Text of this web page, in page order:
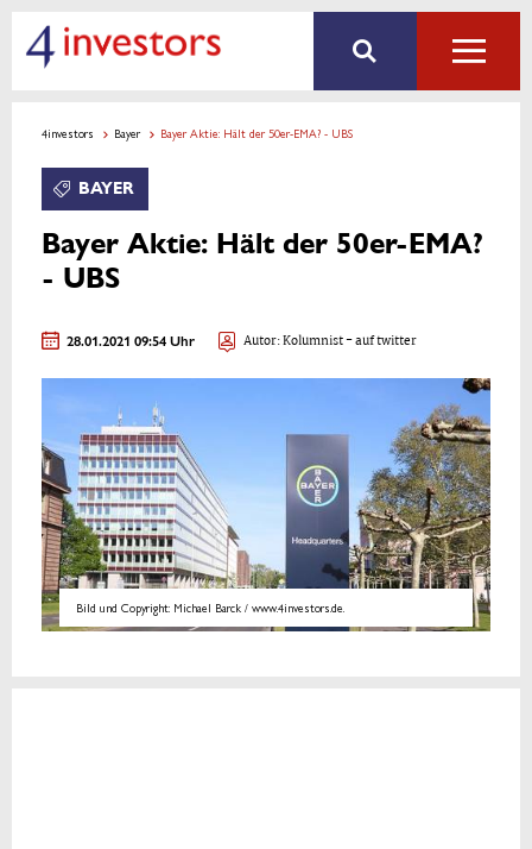
4investors Bayer Bayer Aktie: Hält der 50er-EMA? - UBS
BAYER
Bayer Aktie: Hält der 50er-EMA?
- UBS
28.01.2021 09:54 Uhr Autor:Kolumnist- auf twitter
Bild und Copyright: Michael Barck / www.4investors.de.